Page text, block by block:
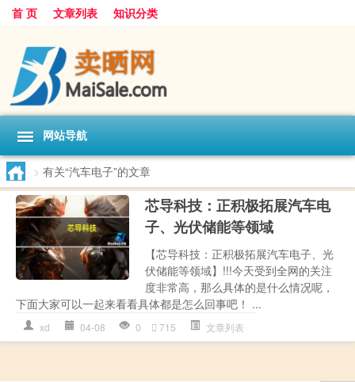
首 页 文章列表 知识分类
网站导航
> 有关“汽车电子”的文章
芯导科技：正积极拓展汽车电
子、光伏储能等领域
【芯导科技：正积极拓展汽车电子、光
伏储能等领域】!!!今天受到全网的关注
度非常高，那么具体的是什么情况呢，
下面大家可以一起来看看具体都是怎么回事吧！ ...
xd 04-08 0 715 文章列表